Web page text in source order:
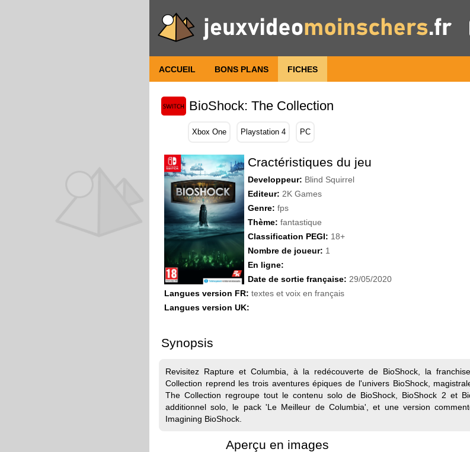
ACCUEIL BONS PLANS FICHES
BioShock: The Collection
Xbox One Playstation 4 PC
Cractéristiques du jeu
Developpeur: Blind Squirrel
Editeur: 2K Games
Genre: fps
Thème: fantastique
Classification PEGI: 18+
Nombre de joueur: 1
En ligne:
Date de sortie française: 29/05/2020
Langues version FR: textes et voix en français
Langues version UK:
Synopsis
Revisitez Rapture et Columbia, à la redécouverte de BioShock, la
Collection reprend les trois aventures épiques de l'univers BioShock,
The Collection regroupe tout le contenu solo de BioShock, BioShock 2 et
additionnel solo, le pack 'Le Meilleur de Columbia', et une version
Imagining BioShock.
Aperçu en images